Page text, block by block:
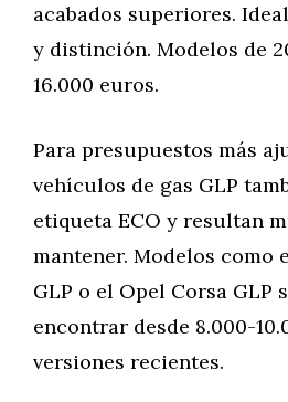
acabados superiores.
y distinción. Modelos de
16.000 euros.
Para presupuestos más
vehículos de gas GLP
etiqueta ECO y resultan
mantener. Modelos como
GLP o el Opel Corsa GLP
encontrar desde 8.000-
versiones recientes.